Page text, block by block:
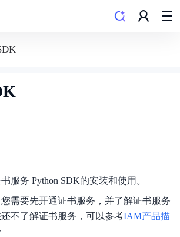
服务 Python SDK的安装和使用。
需要先开通证书服务，并了解证书服务
不了解证书服务，可以参考IAM产品描